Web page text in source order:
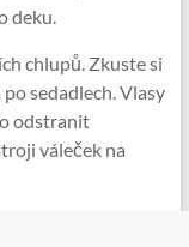
deku.
chlupů. Zkuste si
sedadlech. Vlasy
odstranit
váleček na